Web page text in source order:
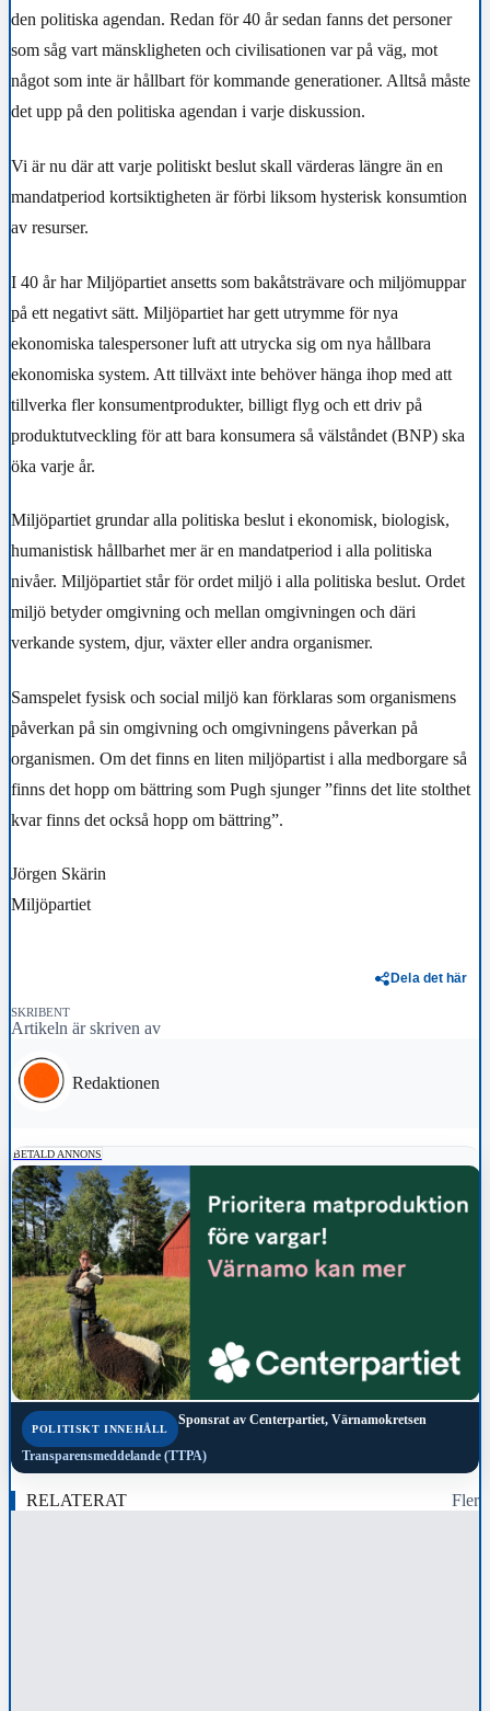
den politiska agendan. Redan för 40 år sedan fanns det personer
som såg vart mänskligheten och civilisationen var på väg, mot
något som inte är hållbart för kommande generationer. Alltså måste
det upp på den politiska agendan i varje diskussion.
Vi är nu där att varje politiskt beslut skall värderas längre än en
mandatperiod kortsiktigheten är förbi liksom hysterisk konsumtion
av resurser.
I 40 år har Miljöpartiet ansetts som bakåtsträvare och miljömuppar
på ett negativt sätt. Miljöpartiet har gett utrymme för nya
ekonomiska talespersoner luft att utrycka sig om nya hållbara
ekonomiska system. Att tillväxt inte behöver hänga ihop med att
tillverka fler konsumentprodukter, billigt flyg och ett driv på
produktutveckling för att bara konsumera så välståndet (BNP) ska
öka varje år.
Miljöpartiet grundar alla politiska beslut i ekonomisk, biologisk,
humanistisk hållbarhet mer är en mandatperiod i alla politiska
nivåer. Miljöpartiet står för ordet miljö i alla politiska beslut. Ordet
miljö betyder omgivning och mellan omgivningen och däri
verkande system, djur, växter eller andra organismer.
Samspelet fysisk och social miljö kan förklaras som organismens
påverkan på sin omgivning och omgivningens påverkan på
organismen. Om det finns en liten miljöpartist i alla medborgare så
finns det hopp om bättring som Pugh sjunger ”finns det lite stolthet
kvar finns det också hopp om bättring”.
Jörgen Skärin
Miljöpartiet
Dela det här
SKRIBENT
Artikeln är skriven av
Redaktionen
BETALD ANNONS
POLITISKT INNEHÅLL
Sponsrat av Centerpartiet, Värnamokretsen
Transparensmeddelande (TTPA)
RELATERAT Fler